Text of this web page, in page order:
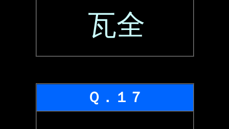
瓦全
Ｑ．１７